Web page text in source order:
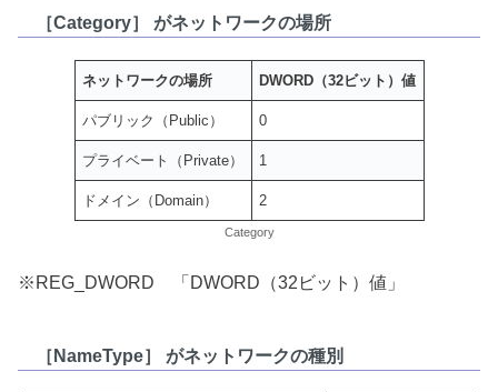
［Category］ がネットワークの場所
ネットワークの場所 DWORD（32ビット）値
パブリック（Public） 0
プライベート（Private） 1
ドメイン（Domain） 2
Category
※REG_DWORD 「DWORD（32ビット）値」
［NameType］ がネットワークの種別